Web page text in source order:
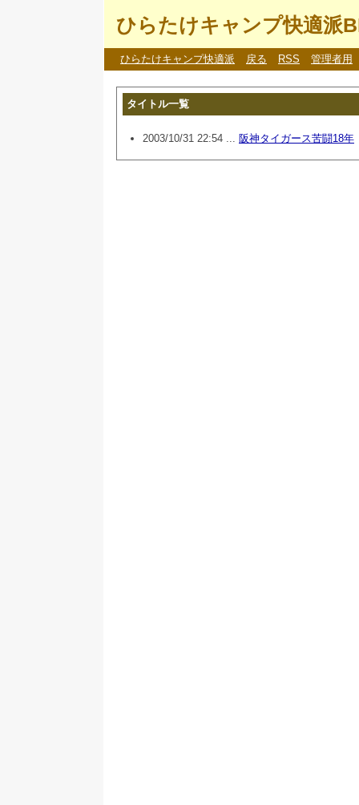
ひらたけキャンプ快適派
ひらたけキャンプ快適派 戻る RSS 管理者用
タイトル一覧
2003/10/31 22:54 ... 阪神タイガース苦闘18年